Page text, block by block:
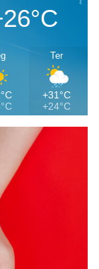
Ter
+31°C
+24°C